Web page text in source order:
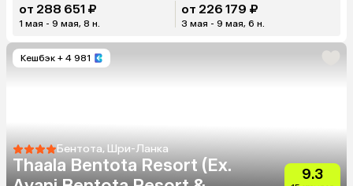
от 288 651 ₽
1 мая - 9 мая, 8 н.
от 226 179 ₽
3 мая - 9 мая, 6 н.
Кешбэк + 4 981
Бентота, Шри-Ланка
Thaala Bentota Resort (Ex.
9.3